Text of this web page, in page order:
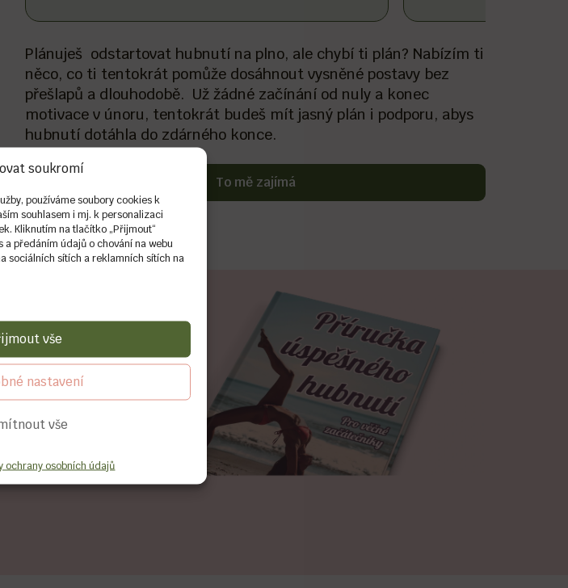
soukromí
používáme soubory cookies k
souhlasem i mj. k personalizaci
Kliknutím na tlačítko „Přijmout“
a předáním údajů o chování na webu
sociálních sítích a reklamních sítích na
vše
vše
nastavení
ochrany osobních údajů
Plánuješ odstartovat hubnutí na plno, ale chybí ti plán? Nabízím ti
něco, co ti tentokrát pomůže dosáhnout vysněné postavy bez
přešlapů a dlouhodobě. Už žádné začínání od nuly a konec
motivace v únoru, tentokrát budeš mít jasný plán i podporu, abys
hubnutí dotáhla do zdárného konce.
To mě zajímá